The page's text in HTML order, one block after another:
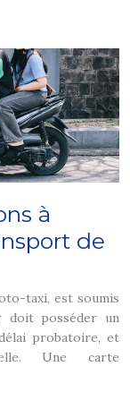
à
de
taxi, est soumis
doit posséder un
probatoire, et
Une carte